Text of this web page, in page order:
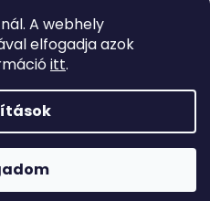
A webhely
elfogadja azok
itt.
Ezért a MAI NAPON azon
meghaladják az 69000 Ft
KÖLTSÉGET. Köszönjük,
családja.
. Minden jog fenntartva.
4000 Ft